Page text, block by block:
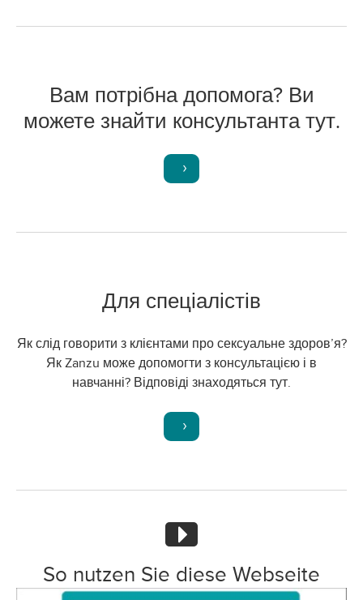
Вам потрібна допомога? Ви
можете знайти консультанта тут.
Для спеціалістів
Як слід говорити з клієнтами про сексуальне здоров’я?
Як Zanzu може допомогти з консультацією і в
навчанні? Відповіді знаходяться тут.
So nutzen Sie diese Webseite